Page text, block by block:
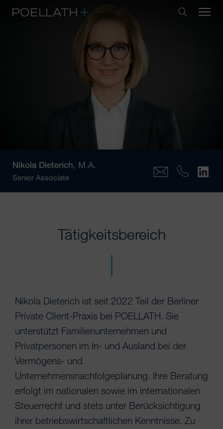
Nikola Dieterich, M.A.
Senior Associate
Tätigkeitsbereich
Nikola Dieterich ist seit 2022 Teil der Berliner
Private Client-Praxis bei POELLATH. Sie
unterstützt Familienunternehmen und
Privatpersonen im In- und Ausland bei der
Vermögens- und
Unternehmensnachfolgeplanung. Ihre Beratung
erfolgt im nationalen sowie im internationalen
Steuerrecht und stets unter Berücksichtigung
ihrer betriebswirtschaftlichen Kenntnisse. Zu